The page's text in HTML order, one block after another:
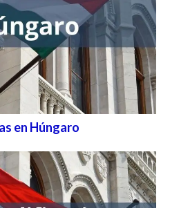
en Húngaro